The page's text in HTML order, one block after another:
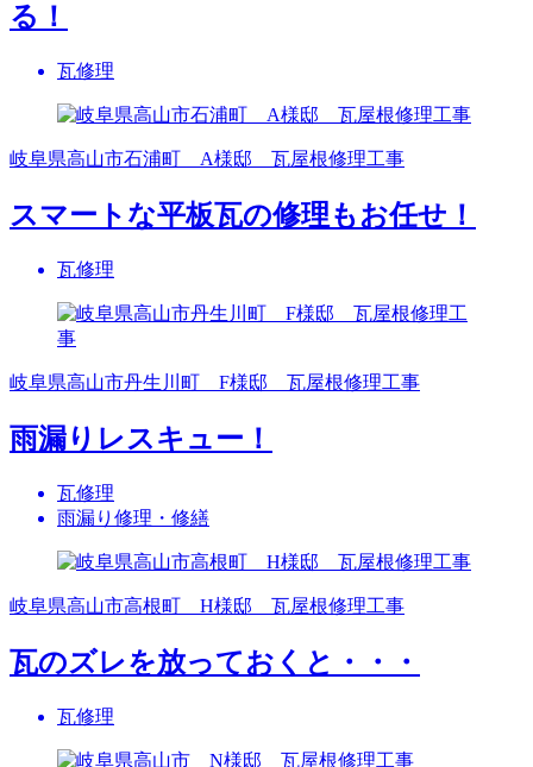
る！
瓦修理
岐阜県高山市石浦町 A様邸 瓦屋根修理工事
スマートな平板瓦の修理もお任せ！
瓦修理
岐阜県高山市丹生川町 F様邸 瓦屋根修理工事
雨漏りレスキュー！
瓦修理
雨漏り修理・修繕
岐阜県高山市高根町 H様邸 瓦屋根修理工事
瓦のズレを放っておくと・・・
瓦修理